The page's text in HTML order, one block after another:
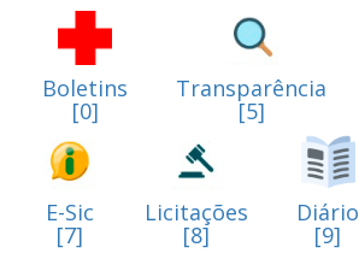
Boletins
[0]
Transparência
[5]
E-Sic
[7]
Licitações
[8]
Diário
[9]